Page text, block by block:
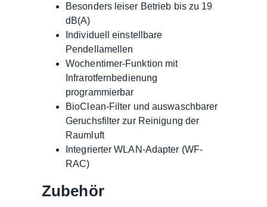
Besonders leiser Betrieb bis zu 19
dB(A)
Individuell einstellbare
Pendellamellen
Wochentimer-Funktion mit
Infrarotfernbedienung
programmierbar
BioClean-Filter und auswaschbarer
Geruchsfilter zur Reinigung der
Raumluft
Integrierter WLAN-Adapter (WF-
RAC)
Zubehör